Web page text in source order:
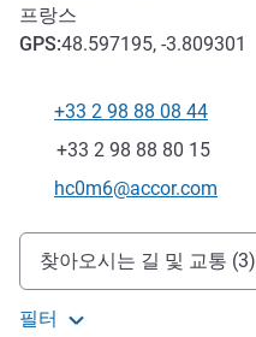
프랑스
GPS:48.597195, -3.809301
전화
+33 2 98 88 08 44
팩스
+33 2 98 88 80 15
E-mail
hc0m6@accor.com
호텔 접근 및 교통
찾아오시는 길 및 교통 (3)
필터